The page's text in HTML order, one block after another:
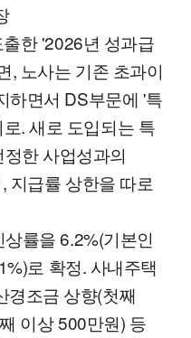
한 '2026년 성과급
, 노사는 기존 초과이
하면서 DS부문에 '특
. 새로 도입되는 특
한 사업성과의
지급률 상한을 따로
률을 6.2%(기본인
로 확정. 사내주택
경조금 상향(첫째
이상 500만원) 등